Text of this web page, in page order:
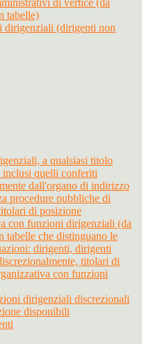
di vertice (da
tabelle)
dirigenziali (dirigenti non
a qualsiasi titolo
quelli conferiti
dall'organo di indirizzo
procedure pubbliche di
di posizione
con funzioni dirigenziali (da
tabelle che distinguano le
dirigenti, dirigenti
titolari di
con funzioni
dirigenziali discrezionali
disponibili